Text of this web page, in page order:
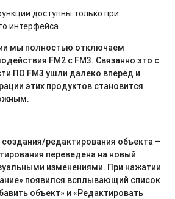
доступны только при
интерфейса.
мы полностью отключаем
FM2 с FM3. Связанно это с
ПО FM3 ушли далеко вперёд и
этих продуктов становится
редактирования объекта –
переведена на новый
изменениями. При нажатии
появился всплывающий список
объект» и «Редактировать